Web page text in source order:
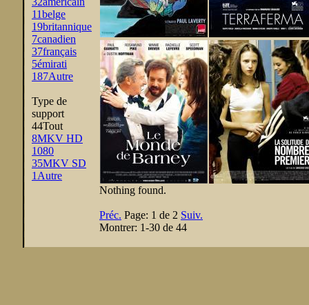
11belge
19britannique
7canadien
37français
5émirati
187Autre
Type de
support
44Tout
8MKV HD
1080
35MKV SD
1Autre
Nothing found.
Préc. Page: 1 de 2 Suiv.
Montrer: 1-30 de 44